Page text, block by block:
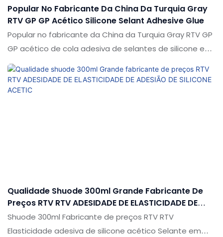
necessidades
Popular No Fabricante Da China Da Turquia Gray
RTV GP GP Acético Silicone Selant Adhesive Glue
Popular no fabricante da China da Turquia Gray RTV GP
GP acético de cola adesiva de selantes de silicone em
comparação com produtos semelhantes no mercado,
possui vantagens excepcionais incomparáveis em
termos de desempenho, qualidade, aparência etc. e
Qualidade Shuode 300ml Grande Fabricante De
Preços RTV RTV ADESIDADE DE ELASTICIDADE DE
ADESIÃO DE SILICONE ACETIC
Shuode 300ml Fabricante de preços RTV RTV
Elasticidade adesiva de silicone acético Selante em